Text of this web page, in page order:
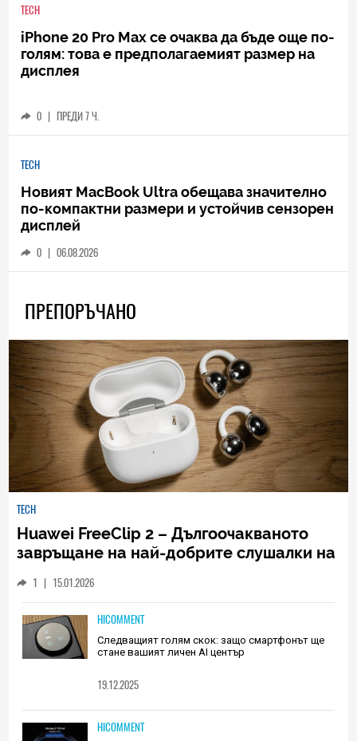
TECH
iPhone 20 Pro Max се очаква да бъде още по-
голям: това е предполагаемият размер на
дисплея
0 | ПРЕДИ 7 Ч.
TECH
Новият MacBook Ultra обещава значително
по-компактни размери и устойчив сензорен
дисплей
0 | 06.08.2026
ПРЕПОРЪЧАНО
TECH
Huawei FreeClip 2 – Дългоочакваното
завръщане на най-добрите слушалки на
1 | 15.01.2026
HICOMMENT
Следващият голям скок: защо смартфонът ще
стане вашият личен AI център
19.12.2025
HICOMMENT